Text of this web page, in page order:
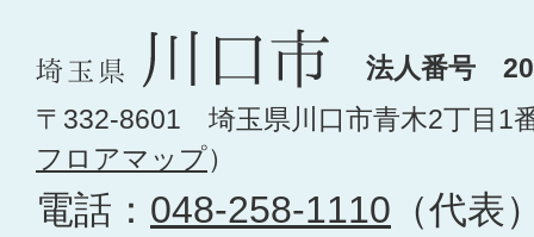
法人番号
〒332-8601 埼玉県川口市青木2丁目1
フロアマップ）
電話： 048-258-1110 （代表